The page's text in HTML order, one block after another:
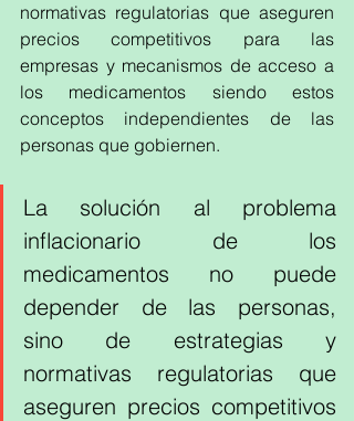
normativas regulatorias que aseguren
precios competitivos para las
empresas y mecanismos de acceso a
los medicamentos siendo estos
conceptos independientes de las
personas que gobiernen.
La solución al problema
inflacionario de los
medicamentos no puede
depender de las personas,
sino de estrategias y
normativas regulatorias que
aseguren precios competitivos